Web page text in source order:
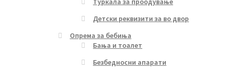
Детски реквизити за во двор
Опрема за бебиња
Бања и тоалет
Безбедносни апарати